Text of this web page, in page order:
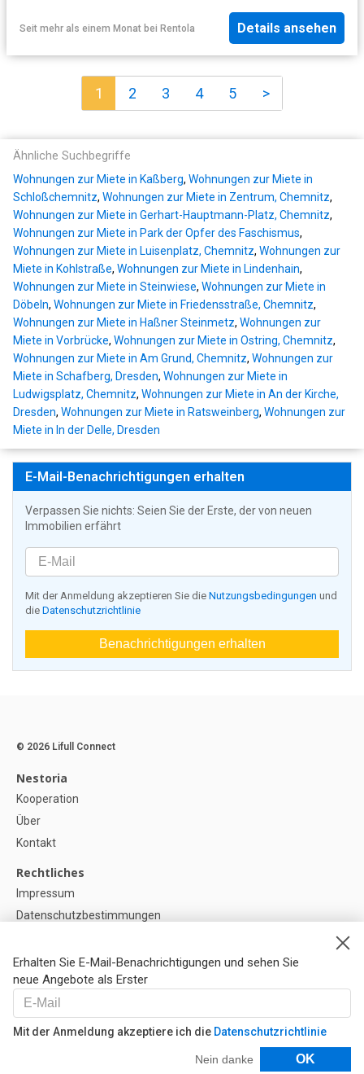
Seit mehr als einem Monat bei Rentola Details ansehen
1 2 3 4 5 >
Ähnliche Suchbegriffe
Wohnungen zur Miete in Kaßberg, Wohnungen zur Miete in
Schloßchemnitz, Wohnungen zur Miete in Zentrum, Chemnitz,
Wohnungen zur Miete in Gerhart-Hauptmann-Platz, Chemnitz,
Wohnungen zur Miete in Park der Opfer des Faschismus,
Wohnungen zur Miete in Luisenplatz, Chemnitz, Wohnungen zur
Miete in Kohlstraße, Wohnungen zur Miete in Lindenhain,
Wohnungen zur Miete in Steinwiese, Wohnungen zur Miete in
Döbeln, Wohnungen zur Miete in Friedensstraße, Chemnitz,
Wohnungen zur Miete in Haßner Steinmetz, Wohnungen zur
Miete in Vorbrücke, Wohnungen zur Miete in Ostring, Chemnitz,
Wohnungen zur Miete in Am Grund, Chemnitz, Wohnungen zur
Miete in Schafberg, Dresden, Wohnungen zur Miete in
Ludwigsplatz, Chemnitz, Wohnungen zur Miete in An der Kirche,
Dresden, Wohnungen zur Miete in Ratsweinberg, Wohnungen zur
Miete in In der Delle, Dresden
E-Mail-Benachrichtigungen erhalten
Verpassen Sie nichts: Seien Sie der Erste, der von neuen
Immobilien erfährt
Mit der Anmeldung akzeptieren Sie die Nutzungsbedingungen und
die Datenschutzrichtlinie
Benachrichtigungen erhalten
Erhalten Sie E-Mail-Benachrichtigungen und sehen Sie
neue Angebote als Erster
Mit der Anmeldung akzeptiere ich die Datenschutzrichtlinie
Nein danke OK
Filter
© 2026 Lifull Connect
Nestoria
Kooperation
Über
Kontakt
Rechtliches
Impressum
Datenschutzbestimmungen
Cookie-Einstellunge
Hilfe
FAQ
Unsere Partner